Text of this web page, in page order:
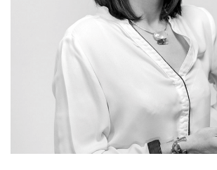
MEUDON
Maison 4 pièces entièrement à réhabiliter
VENDU